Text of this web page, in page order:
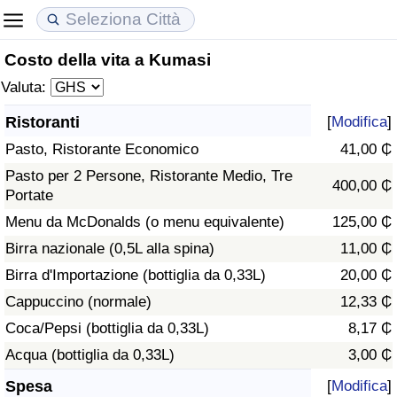
Costo della vita a Kumasi
Valuta:
Ristoranti [Modifica]
Pasto, Ristorante Economico
41,00 ₵
Pasto per 2 Persone, Ristorante Medio, Tre
Portate
400,00 ₵
Menu da McDonalds (o menu equivalente)
125,00 ₵
Birra nazionale (0,5L alla spina)
11,00 ₵
Birra d'Importazione (bottiglia da 0,33L)
20,00 ₵
Cappuccino (normale)
12,33 ₵
Coca/Pepsi (bottiglia da 0,33L)
8,17 ₵
Acqua (bottiglia da 0,33L)
3,00 ₵
Spesa [Modifica]
Costo della vita
Indice Del Costo Della Vita (corrente)
Indice Del Costo Della Vita
Indice del Costo della Vita per Nazione
ad Aqaba
Prezzi degli immobili
Indice del Prezzo delle Case (Corrente)
Indice del Prezzo delle Case
Indice del Prezzo delle Case per Nazione
Qualità della Vita
Indice della Qualità della Vita
Indice della Qualità della Vita (Corrente)
Indice della qualità della vita per Paese
Criminalità
Indice del Tasso di Criminalità (Corrente)
Indice della Criminalità
Indice di criminalità per paese